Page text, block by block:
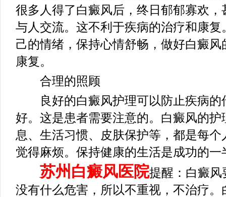
很多人得了白癜风后，终日郁郁寡欢
与人交流。这不利于疾病的治疗和康
己的情绪，保持心情舒畅，做好白癜
康复。
合理的照顾
良好的白癜风护理可以防止疾病的
好。这是患者需要注意的。白癜风的
息、生活习惯、皮肤保护等，都是每
觉得麻烦。保持健康的生活是成功的一
苏州白癜风医院提醒：白癜风
没有什么危害，所以不重视，不治疗